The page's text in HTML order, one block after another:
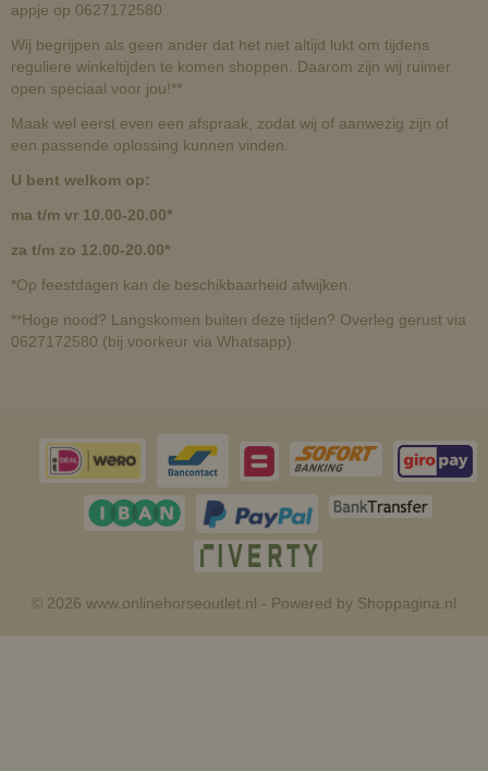
appje op 0627172580
Wij begrijpen als geen ander dat het niet altijd lukt om tijdens
reguliere winkeltijden te komen shoppen. Daarom zijn wij ruimer
open speciaal voor jou!**
Maak wel eerst even een afspraak, zodat wij of aanwezig zijn of
een passende oplossing kunnen vinden.
U bent welkom op:
ma t/m vr 10.00-20.00*
za t/m zo 12.00-20.00*
*Op feestdagen kan de beschikbaarheid afwijken.
**Hoge nood? Langskomen buiten deze tijden? Overleg gerust via
0627172580 (bij voorkeur via Whatsapp)
© 2026 www.onlinehorseoutlet.nl - Powered by Shoppagina.nl